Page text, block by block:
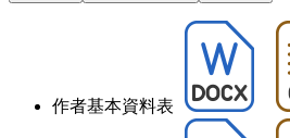
作者基本資料表